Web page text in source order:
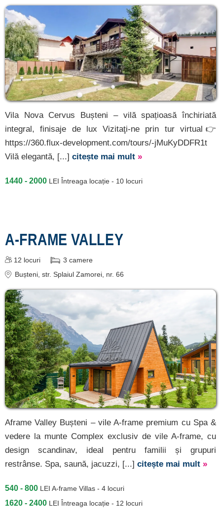
Vila Nova Cervus Bușteni – vilă spațioasă închiriată
integral, finisaje de lux Vizitaţi-ne prin tur virtual👉
https://360.flux-development.com/tours/-jMuKyDDFR1t
Vilă elegantă, [...] citește mai mult »
1440 - 2000 LEI Întreaga locație - 10 locuri
A-FRAME VALLEY
12 locuri 3 camere
Bușteni , str. Splaiul Zamorei, nr. 66
Aframe Valley Bușteni – vile A-frame premium cu Spa &
vedere la munte Complex exclusiv de vile A-frame, cu
design scandinav, ideal pentru familii și grupuri
restrânse. Spa, saună, jacuzzi, [...] citește mai mult »
540 - 800 LEI A-frame Villas - 4 locuri
1620 - 2400 LEI Întreaga locație - 12 locuri